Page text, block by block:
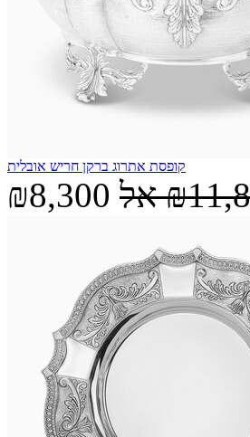
קופסת אתרוג ברקן חריש אובלית
₪8,300 אל